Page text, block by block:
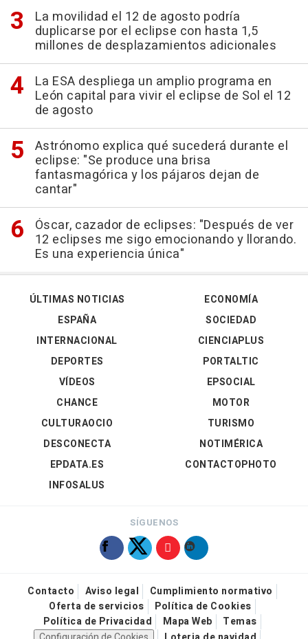
La movilidad el 12 de agosto podría
duplicarse por el eclipse con hasta 1,5
millones de desplazamientos adicionales
La ESA despliega un amplio programa en
León capital para vivir el eclipse de Sol el 12
de agosto
Astrónomo explica qué sucederá durante el
eclipse: "Se produce una brisa
fantasmagórica y los pájaros dejan de
cantar"
Óscar, cazador de eclipses: "Después de ver
12 eclipses me sigo emocionando y llorando.
Es una experiencia única"
ÚLTIMAS NOTICIAS
ESPAÑA
INTERNACIONAL
DEPORTES
VÍDEOS
ECONOMÍA
SOCIEDAD
CIENCIAPLUS
PORTALTIC
EPSOCIAL
CHANCE
CULTURAOCIO
DESCONECTA
EPDATA.ES
INFOSALUS
MOTOR
TURISMO
NOTIMÉRICA
CONTACTOPHOTO
SÍGUENOS
Contacto Aviso legal
Cumplimiento normativo
Oferta de servicios
Política de Cookies
Política de Privacidad
Mapa Web
Temas